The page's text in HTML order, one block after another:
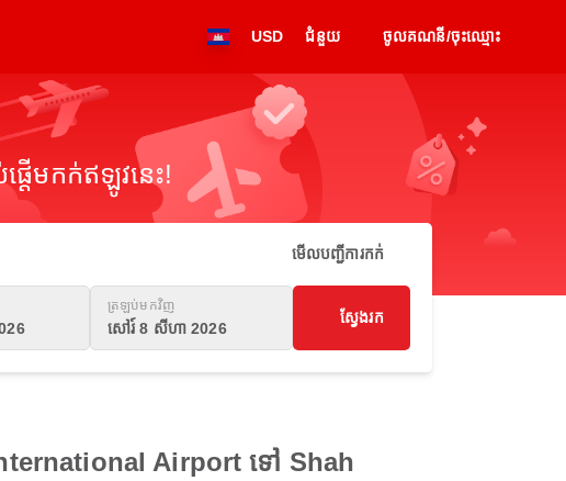
USD ជំនួយ ចូលគណនី/ចុះឈ្មោះ
ើមកក់ឥឡូវនេះ!
មើលបញ្ជីការកក់
ត្រឡប់មកវិញ
សៅរ៍ 8 សីហា 2026
ស្វែងរក
Airport ទៅ Shah